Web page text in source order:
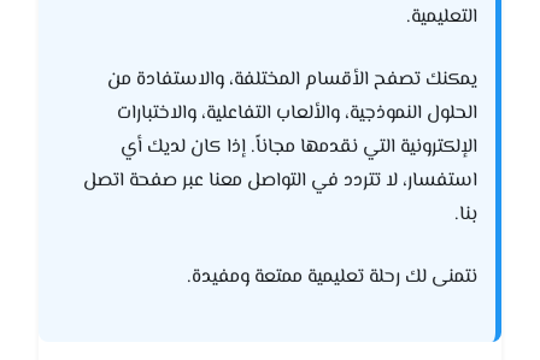
التعليمية.
يمكنك تصفح الأقسام المختلفة، والاستفادة من
الحلول النموذجية، والألعاب التفاعلية، والاختبارات
الإلكترونية التي نقدمها مجاناً. إذا كان لديك أي
استفسار، لا تتردد في التواصل معنا عبر صفحة اتصل
بنا.
نتمنى لك رحلة تعليمية ممتعة ومفيدة.